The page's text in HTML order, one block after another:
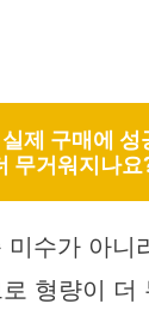
제 구매에 성
무거워지나요
수가 아니
형량이 더